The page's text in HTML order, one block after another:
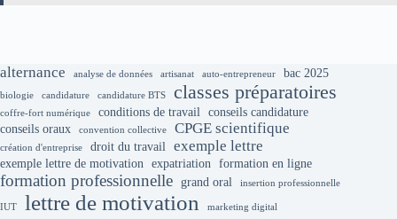
alternance analyse de données artisanat auto-entrepreneur bac 2025
biologie candidature candidature BTS classes préparatoires
coffre-fort numérique conditions de travail conseils candidature
conseils oraux
convention collective CPGE scientifique
création d'entreprise droit du travail exemple lettre
exemple lettre de motivation expatriation formation en ligne
formation professionnelle grand oral insertion professionnelle
IUT lettre de motivation marketing digital